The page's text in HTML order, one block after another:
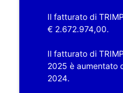
Il fatturato di
€ 2.672.974,00.
Il fatturato di
2025 è aumentato
2024.